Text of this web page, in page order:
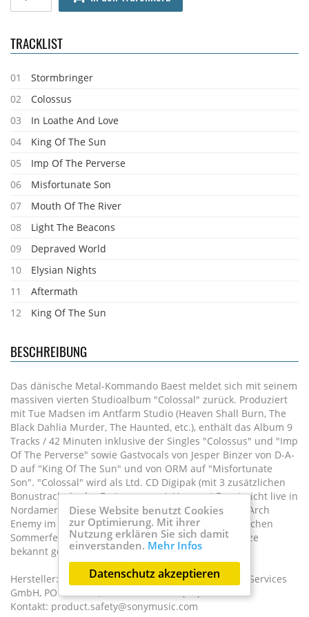
TRACKLIST
01
Stormbringer
02
Colossus
03
In Loathe And Love
04
King Of The Sun
05
Imp Of The Perverse
06
Misfortunate Son
07
Mouth Of The River
08
Light The Beacons
09
Depraved World
10
Elysian Nights
11
Aftermath
12
King Of The Sun
BESCHREIBUNG
Das dänische Metal-Kommando Baest meldet sich mit seinem
massiven vierten Studioalbum "Colossal" zurück. Produziert
mit Tue Madsen im Antfarm Studio (Heaven Shall Burn, The
Black Dahlia Murder, The Haunted, etc.), enthält das Album 9
Tracks / 42 Minuten inklusive der Singles "Colossus" und "Imp
Of The Perverse" sowie Gastvocals von Jesper Binzer von D-A-
D auf "King Of The Sun" und von ORM auf "Misfortunate
Son". "Colossal" wird als Ltd. CD Digipak (mit 3 zusätzlichen
Bonustracks in der Erst-pressung). Verpasst Baest nicht live in
Nordamerika als Teil der "Blood Dynasty"-Tour von Arch
Enemy im April/Mai oder in ganz Europa auf zahlreichen
Sommerfestivals. Weitere Tourdaten werden in Kürze
bekannt gegeben!
Hersteller: Sony Music Entertainment International Services
GmbH, PO BOX 510, 33311 Gütersloh (DE)
Kontakt: product.safety@sonymusic.com
Diese Website benutzt Cookies
zur Optimierung. Mit ihrer
Nutzung erklären Sie sich damit
einverstanden. Mehr Infos
Datenschutz akzeptieren